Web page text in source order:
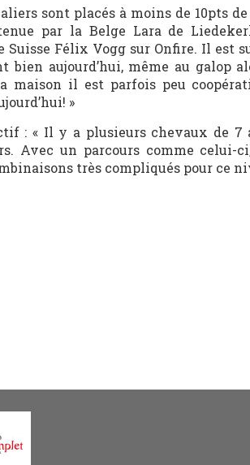
sont placés à moins de 10pts
par la Belge Lara de
Félix Vogg sur Onfire. Il est
aujourd’hui, même au galop
maison il est parfois peu
»
: « Il y a plusieurs chevaux de 7
Avec un parcours comme celui-
très compliqués pour ce